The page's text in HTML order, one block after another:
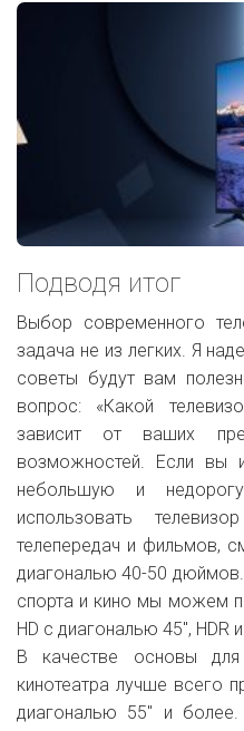
Подводя итог
Выбор современного
задача не из легких. Я
советы будут вам
вопрос: «Какой
зависит от ваших
возможностей. Если вы
небольшую и
использовать
телепередач и фильмов,
диагональю 40-50
спорта и кино мы можем
HD с диагональю 45",
В качестве основы
кинотеатра лучше всего
диагональю 55" и